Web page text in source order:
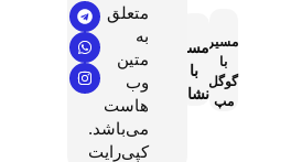
مسیریابی
گوگل
مپ
مسیریابی
نشان
متعلق
به
متین
وب
هاست
می‌باشد.
کپی‌رایت